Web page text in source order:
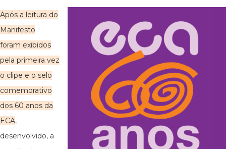
Após a leitura do
Manifesto
foram exibidos
pela primeira vez
o clipe e o selo
comemorativo
dos 60 anos da
ECA,
desenvolvido, a